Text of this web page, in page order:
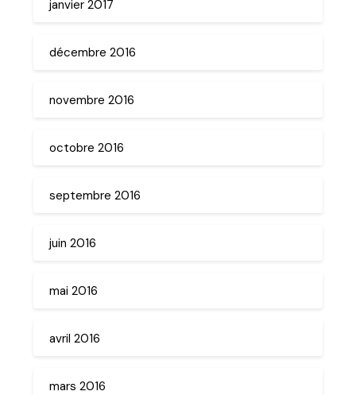
janvier 2017
décembre 2016
novembre 2016
octobre 2016
septembre 2016
juin 2016
mai 2016
avril 2016
mars 2016